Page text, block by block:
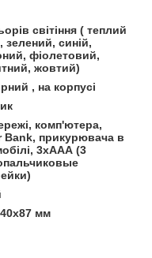
світіння ( теплий
зелений, синій,
фіолетовий,
жовтий)
, на корпусі
комп'ютера,
Bank, прикурювача в
3хААА (3
мм